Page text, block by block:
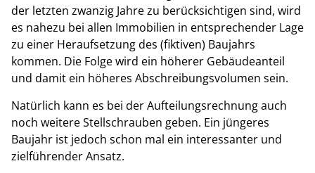
der letzten zwanzig Jahre zu berücksichtigen sind, wird
es nahezu bei allen Immobilien in entsprechender Lage
zu einer Heraufsetzung des (fiktiven) Baujahrs
kommen. Die Folge wird ein höherer Gebäudeanteil
und damit ein höheres Abschreibungsvolumen sein.
Natürlich kann es bei der Aufteilungsrechnung auch
noch weitere Stellschrauben geben. Ein jüngeres
Baujahr ist jedoch schon mal ein interessanter und
zielführender Ansatz.